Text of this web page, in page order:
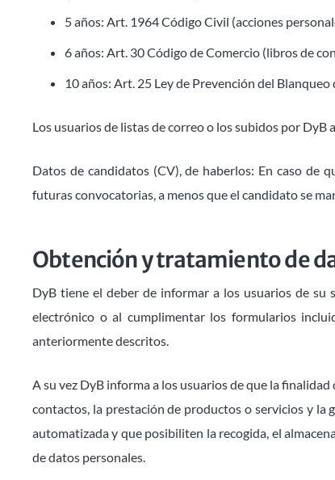
5 años: Art. 1964 Código Civil (acciones
6 años: Art. 30 Código de Comercio (libros de
10 años: Art. 25 Ley de Prevención del
Los usuarios de listas de correo o los subidos por DyB
Datos de candidatos (CV), de haberlos: En caso de
futuras convocatorias, a menos que el candidato se
Obtención y tratamiento de
DyB tiene el deber de informar a los usuarios de su
electrónico o al cumplimentar los formularios
anteriormente descritos.
A su vez DyB informa a los usuarios de que la
contactos, la prestación de productos o servicios y la
automatizada y que posibiliten la recogida, el
de datos personales.